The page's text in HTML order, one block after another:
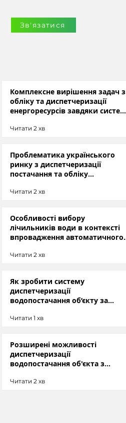
Зв'язатися
Комплексне вирішення задач з
обліку та диспетчеризації
енергоресурсів завдяки системі
Читати 2 хв
Проблематика українського
ринку з диспетчеризації
постачання та обліку
Читати 2 хв
Особливості вибору
лічильників води в контексті
впровадження автоматичного
Читати 2 хв
Як зробити систему
диспетчеризації
водопостачання об’єкту за
GreenHub
Читати 1 хв
Розширені можливості
диспетчеризації
водопостачання об'єкта з
Читати 2 хв